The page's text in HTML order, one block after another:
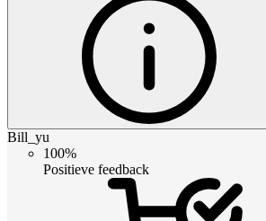
Bill_yu
100%
Positieve feedback